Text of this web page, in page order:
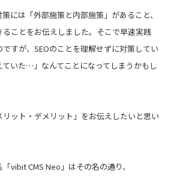
には「外部施策と内部施策」があること、
ることをお伝えしました。そこで早速実践
すが、SEOのことを理解せずに対策してい
ていた…」なんてことになってしまうかもし
リット・デメリット」をお伝えしたいと思い
vibit CMS Neo」はその名の通り、